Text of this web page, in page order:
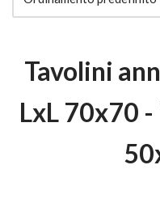
Tavolini
LxL 70x70